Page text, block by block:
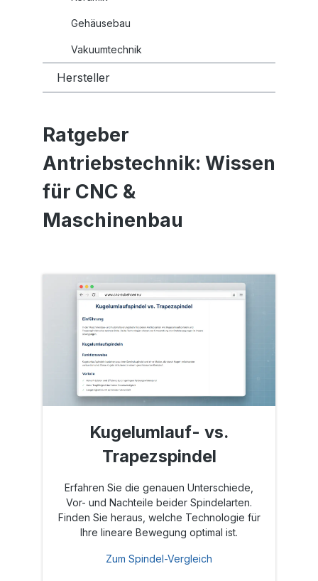
Gehäusebau
Vakuumtechnik
Hersteller
Ratgeber
Antriebstechnik: Wissen
für CNC &
Maschinenbau
Kugelumlauf- vs.
Trapezspindel
Erfahren Sie die genauen Unterschiede,
Vor- und Nachteile beider Spindelarten.
Finden Sie heraus, welche Technologie für
Ihre lineare Bewegung optimal ist.
Zum Spindel-Vergleich